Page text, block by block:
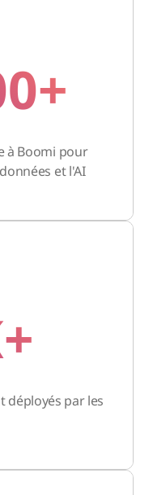
à Boomi pour
et l'AI
déployés par les